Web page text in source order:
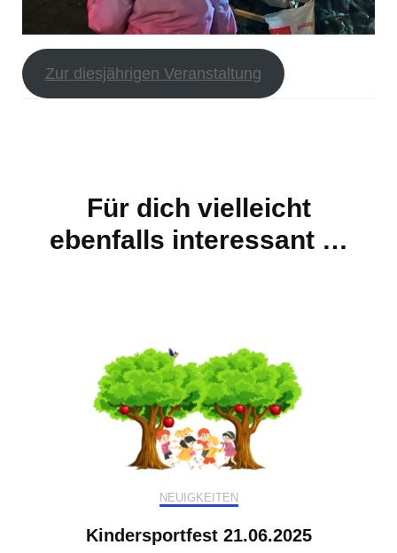
Zur diesjährigen Veranstaltung
Für dich vielleicht
ebenfalls interessant …
NEUIGKEITEN
Kindersportfest 21.06.2025